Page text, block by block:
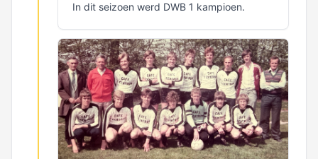
In dit seizoen werd DWB 1 kampioen.